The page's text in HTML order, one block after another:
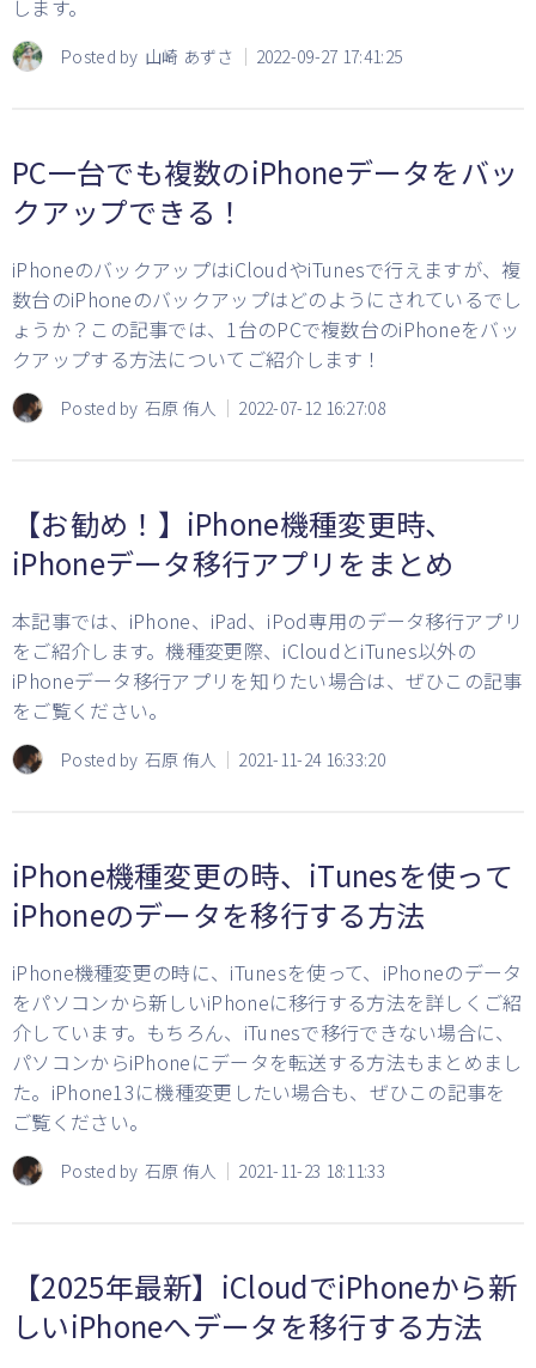
します。
Posted by 山崎 あずさ 2022-09-27 17:41:25
PC一台でも複数のiPhoneデータをバッ
クアップできる！
iPhoneのバックアップはiCloudやiTunesで行えますが、複
数台のiPhoneのバックアップはどのようにされているでし
ょうか？この記事では、1台のPCで複数台のiPhoneをバッ
クアップする方法についてご紹介します！
Posted by 石原 侑人 2022-07-12 16:27:08
【お勧め！】iPhone機種変更時、
iPhoneデータ移行アプリをまとめ
本記事では、iPhone、iPad、iPod専用のデータ移行アプリ
をご紹介します。機種変更際、iCloudとiTunes以外の
iPhoneデータ移行アプリを知りたい場合は、ぜひこの記事
をご覧ください。
Posted by 石原 侑人 2021-11-24 16:33:20
iPhone機種変更の時、iTunesを使って
iPhoneのデータを移行する方法
iPhone機種変更の時に、iTunesを使って、iPhoneのデータ
をパソコンから新しいiPhoneに移行する方法を詳しくご紹
介しています。もちろん、iTunesで移行できない場合に、
パソコンからiPhoneにデータを転送する方法もまとめまし
た。iPhone13に機種変更したい場合も、ぜひこの記事を
ご覧ください。
Posted by 石原 侑人 2021-11-23 18:11:33
【2025年最新】iCloudでiPhoneから新
しいiPhoneへデータを移行する方法